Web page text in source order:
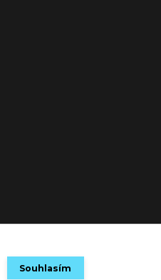
Souhlasím